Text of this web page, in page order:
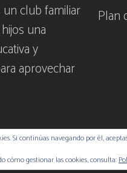
club familiar
una
y
aprovechar
Plan
Juvenil · Badajoz.
Si continúas navegando por él,
cómo gestionar las cookies, consulta: